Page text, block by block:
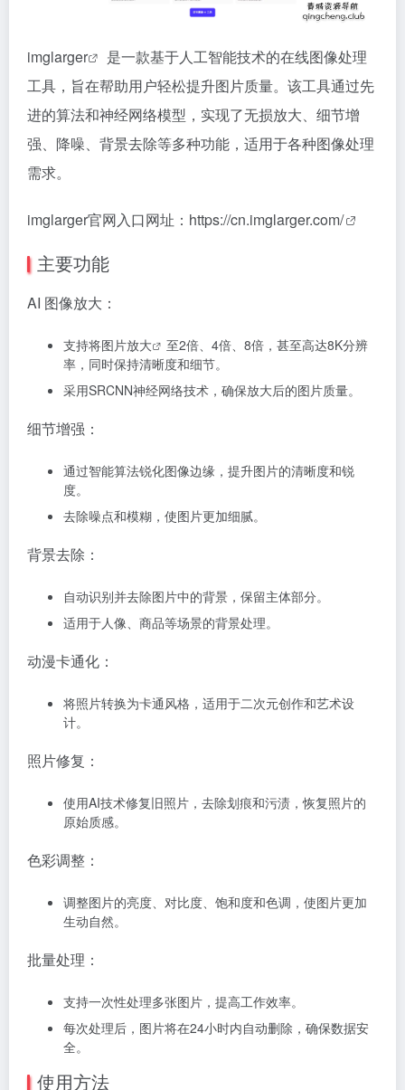
imglarger
是一款基于人工智能技术的在线图像处理
工具，旨在帮助用户轻松提升图片质量。该工具通过先
进的算法和神经网络模型，实现了无损放大、细节增
强、降噪、背景去除等多种功能，适用于各种图像处理
需求。
imglarger官网入口网址： https://cn.imglarger.com/
主要功能
AI 图像放大：
支持将图片放大
至2倍、4倍、8倍，甚至高达8K分辨
率，同时保持清晰度和细节。
采用SRCNN神经网络技术，确保放大后的图片质量。
细节增强：
通过智能算法锐化图像边缘，提升图片的清晰度和锐
度。
去除噪点和模糊，使图片更加细腻。
背景去除：
自动识别并去除图片中的背景，保留主体部分。
适用于人像、商品等场景的背景处理。
动漫卡通化：
将照片转换为卡通风格，适用于二次元创作和艺术设
计。
照片修复：
使用AI技术修复旧照片，去除划痕和污渍，恢复照片的
原始质感。
色彩调整：
调整图片的亮度、对比度、饱和度和色调，使图片更加
生动自然。
批量处理：
支持一次性处理多张图片，提高工作效率。
每次处理后，图片将在24小时内自动删除，确保数据安
全。
使用方法